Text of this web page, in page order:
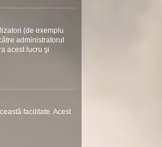
(de exemplu
administratorul
acest lucru şi
facilitate. Acest